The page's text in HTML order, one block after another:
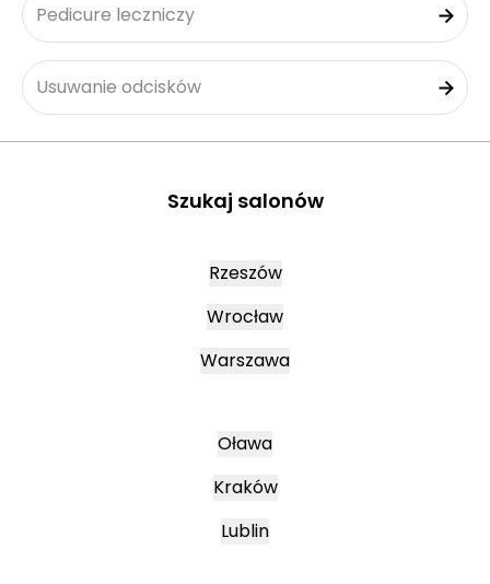
Pedicure leczniczy
Usuwanie odcisków
Szukaj salonów
Rzeszów
Wrocław
Warszawa
Oława
Kraków
Lublin